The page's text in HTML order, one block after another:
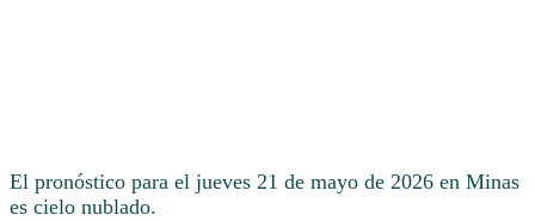
El pronóstico para el jueves 21 de mayo de 2026 en Minas
es cielo nublado.